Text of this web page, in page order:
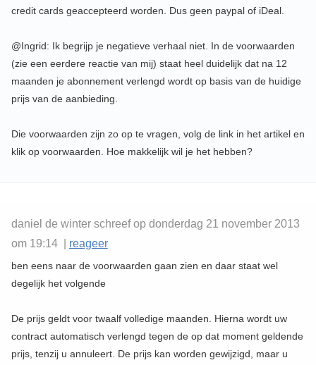
credit cards geaccepteerd worden. Dus geen paypal of iDeal.
@Ingrid: Ik begrijp je negatieve verhaal niet. In de voorwaarden
(zie een eerdere reactie van mij) staat heel duidelijk dat na 12
maanden je abonnement verlengd wordt op basis van de huidige
prijs van de aanbieding.
Die voorwaarden zijn zo op te vragen, volg de link in het artikel en
klik op voorwaarden. Hoe makkelijk wil je het hebben?
daniel de winter schreef op donderdag 21 november 2013
om 19:14 | reageer
ben eens naar de voorwaarden gaan zien en daar staat wel
degelijk het volgende
De prijs geldt voor twaalf volledige maanden. Hierna wordt uw
contract automatisch verlengd tegen de op dat moment geldende
prijs, tenzij u annuleert. De prijs kan worden gewijzigd, maar u